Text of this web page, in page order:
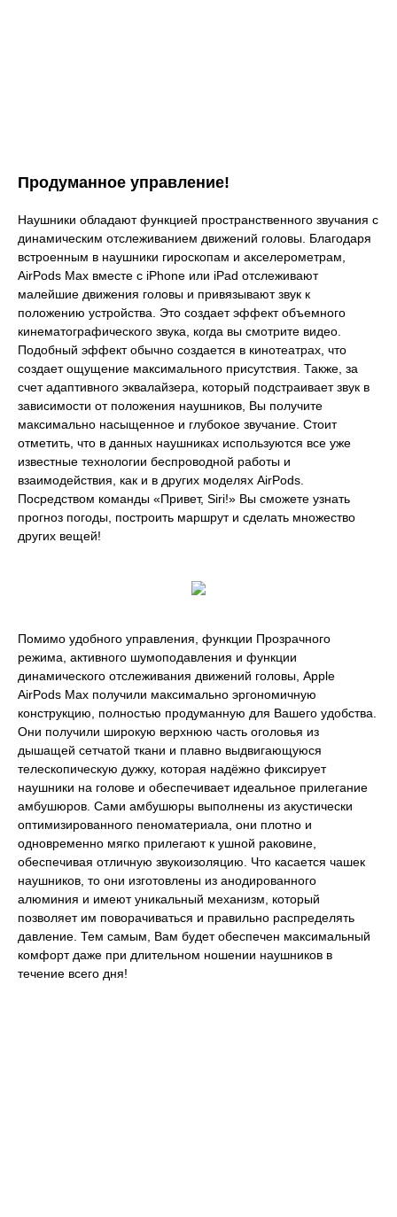
Продуманное управление!
Наушники обладают функцией пространственного звучания с
динамическим отслеживанием движений головы. Благодаря
встроенным в наушники гироскопам и акселерометрам,
AirPods Max вместе с iPhone или iPad отслеживают
малейшие движения головы и привязывают звук к
положению устройства. Это создает эффект объемного
кинематографического звука, когда вы смотрите видео.
Подобный эффект обычно создается в кинотеатрах, что
создает ощущение максимального присутствия. Также, за
счет адаптивного эквалайзера, который подстраивает звук в
зависимости от положения наушников, Вы получите
максимально насыщенное и глубокое звучание. Стоит
отметить, что в данных наушниках используются все уже
известные технологии беспроводной работы и
взаимодействия, как и в других моделях AirPods.
Посредством команды «Привет, Siri!» Вы сможете узнать
прогноз погоды, построить маршрут и сделать множество
других вещей!
Помимо удобного управления, функции Прозрачного
режима, активного шумоподавления и функции
динамического отслеживания движений головы, Apple
AirPods Max получили максимально эргономичную
конструкцию, полностью продуманную для Вашего удобства.
Они получили широкую верхнюю часть оголовья из
дышащей сетчатой ткани и плавно выдвигающуюся
телескопическую дужку, которая надёжно фиксирует
наушники на голове и обеспечивает идеальное прилегание
амбушюров. Сами амбушюры выполнены из акустически
оптимизированного пеноматериала, они плотно и
одновременно мягко прилегают к ушной раковине,
обеспечивая отличную звукоизоляцию. Что касается чашек
наушников, то они изготовлены из анодированного
алюминия и имеют уникальный механизм, который
позволяет им поворачиваться и правильно распределять
давление. Тем самым, Вам будет обеспечен максимальный
комфорт даже при длительном ношении наушников в
течение всего дня!